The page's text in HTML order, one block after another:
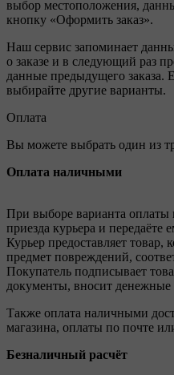
выбор местоположения,
кнопку «Оформить заказ».
Наш сервис запоминает
о заказе и в следующий раз
данные предыдущего заказа.
выбирайте другие варианты.
Оплата
Вы можете выбрать один из
Оплата наличными
При выборе варианта
приезда курьера и передаёте
Курьер предоставляет
предмет повреждений,
Покупатель подписывает
документы, вносит денежные
Также оплата наличными
магазина, оплаты по почте
Безналичный расчёт